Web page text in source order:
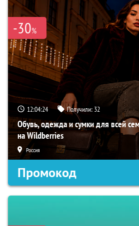
-30%
12:04:23 Получили: 32
Обувь, одежда и сумки для всей
на Wildberries
Россия
Промокод